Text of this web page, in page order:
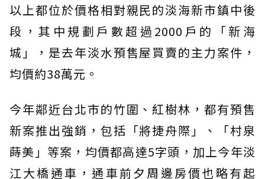
以上都位於價格相對親民的淡海新市鎮中後
段，其中規劃戶數超過2000戶的「新海
城」，是去年淡水預售屋買賣的主力案件，
均價約38萬元。
今年鄰近台北市的竹圍、紅樹林，都有預售
新案推出強銷，包括「將捷舟際」、「村泉
蒔美」等案，均價都高達5字頭，加上今年淡
江大橋通車，通車前夕周邊房價也略有起